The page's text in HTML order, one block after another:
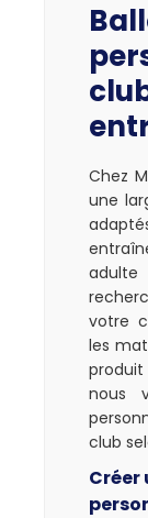
Chez
une
votre
les
produit
nous
club
Créer